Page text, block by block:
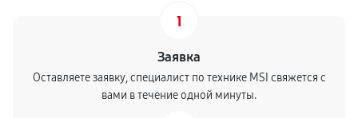
1
Заявка
Оставляете заявку, специалист по технике MSI свяжется с
вами в течение одной минуты.